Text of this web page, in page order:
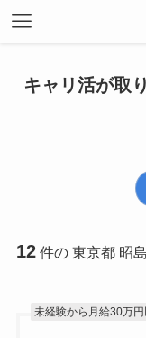
キャリ活が取
12 件の 東京都 昭
未経験から月給30万円